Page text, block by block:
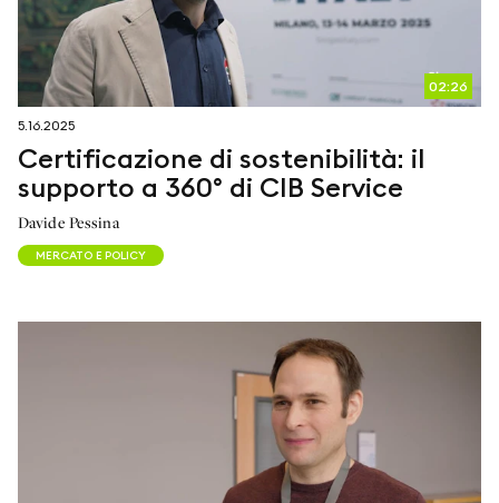
02:26
5.16.2025
Certificazione di sostenibilità: il
supporto a 360° di CIB Service
Davide Pessina
MERCATO E POLICY